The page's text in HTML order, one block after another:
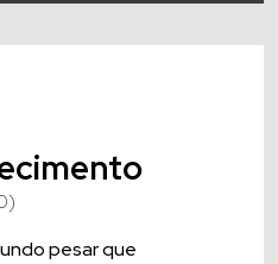
pesar que